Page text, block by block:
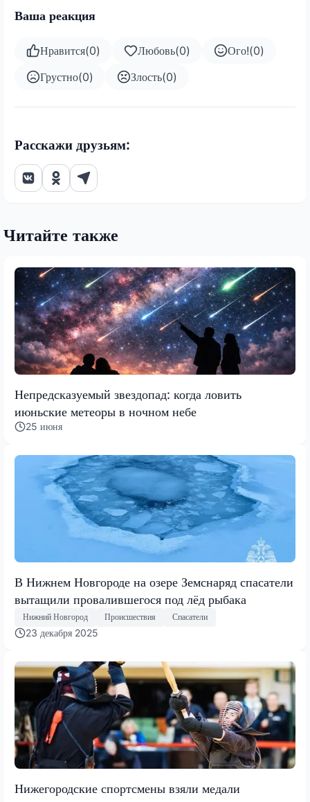
Ваша реакция
Нравится(0) Любовь(0) Ого!(0)
Грустно(0) Злость(0)
Расскажи друзьям:
Читайте также
Непредсказуемый звездопад: когда ловить
июньские метеоры в ночном небе
25 июня
В Нижнем Новгороде на озере Земснаряд спасатели
вытащили провалившегося под лёд рыбака
Нижний Новгород Происшествия Спасатели
23 декабря 2025
Нижегородские спортсмены взяли медали